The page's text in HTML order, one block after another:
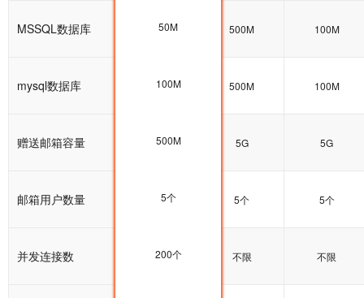
MSSQL数据库 100M 500M 100M
mysql数据库 100M 500M 100M
赠送邮箱容量 5G 5G 5G
邮箱用户数量 5个 5个 5个
并发连接数 200个 不限 不限
50M
100M
500M
5个
200个